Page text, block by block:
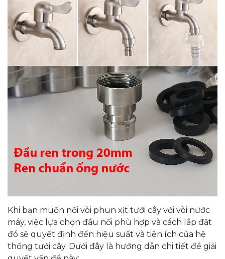
Khi bạn muốn nối vòi phun xịt tưới cây với vòi nước
máy, việc lựa chọn đầu nối phù hợp và cách lắp đặt
đó sẽ quyết định đến hiệu suất và tiện ích của hệ
thống tưới cây. Dưới đây là hướng dẫn chi tiết để giải